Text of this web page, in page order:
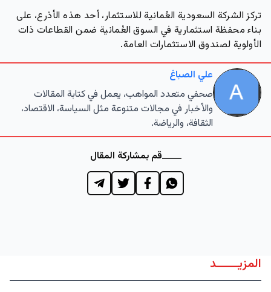
تركز الشركة السعودية العُمانية للاستثمار، أحد هذه الأذرع، على
بناء محفظة استثمارية في السوق العُمانية ضمن القطاعات ذات
الأولوية لصندوق الاستثمارات العامة.
علي الصباغ
صحفي متعدد المواهب، يعمل في كتابة المقالات
والأخبار في مجالات متنوعة مثل السياسة، الاقتصاد،
الثقافة، والرياضة.
قم بمشاركة المقال
المزيــــــد